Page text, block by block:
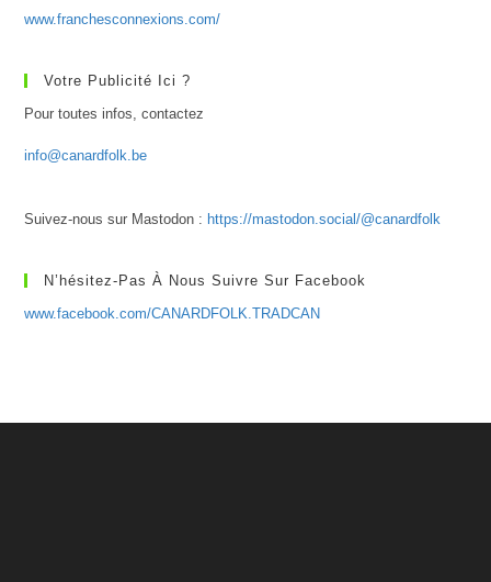
www.franchesconnexions.com/
Votre Publicité Ici ?
Pour toutes infos, contactez
info@canardfolk.be
Suivez-nous sur Mastodon : https://mastodon.social/@canardfolk
N’hésitez-Pas À Nous Suivre Sur Facebook
www.facebook.com/CANARDFOLK.TRADCAN